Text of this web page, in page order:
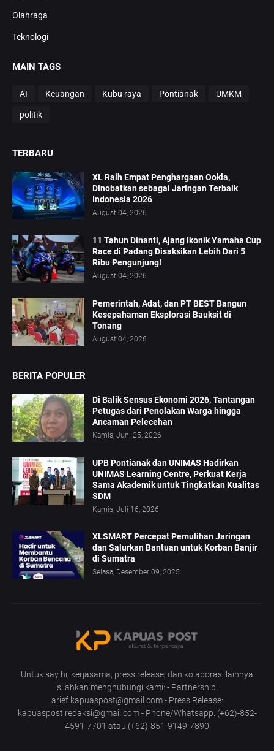
Olahraga
Teknologi
MAIN TAGS
AI Keuangan Kubu raya Pontianak UMKM
politik
TERBARU
XL Raih Empat Penghargaan Ookla,
Dinobatkan sebagai Jaringan Terbaik
Indonesia 2026
August 04, 2026
11 Tahun Dinanti, Ajang Ikonik Yamaha Cup
Race di Padang Disaksikan Lebih Dari 5
Ribu Pengunjung!
August 04, 2026
Pemerintah, Adat, dan PT BEST Bangun
Kesepahaman Eksplorasi Bauksit di
Tonang
August 04, 2026
BERITA POPULER
Di Balik Sensus Ekonomi 2026, Tantangan
Petugas dari Penolakan Warga hingga
Ancaman Pelecehan
Kamis, Juni 25, 2026
UPB Pontianak dan UNIMAS Hadirkan
UNIMAS Learning Centre, Perkuat Kerja
Sama Akademik untuk Tingkatkan Kualitas
SDM
Kamis, Juli 16, 2026
XLSMART Percepat Pemulihan Jaringan
dan Salurkan Bantuan untuk Korban Banjir
di Sumatra
Selasa, Desember 09, 2025
Untuk say hi, kerjasama, press release, dan kolaborasi lainnya
silahkan menghubungi kami: - Partnership:
arief.kapuaspost@gmail.com - Press Release:
kapuaspost.redaksi@gmail.com - Phone/Whatsapp: (+62)-852-
4591-7701 atau (+62)-851-9149-7890